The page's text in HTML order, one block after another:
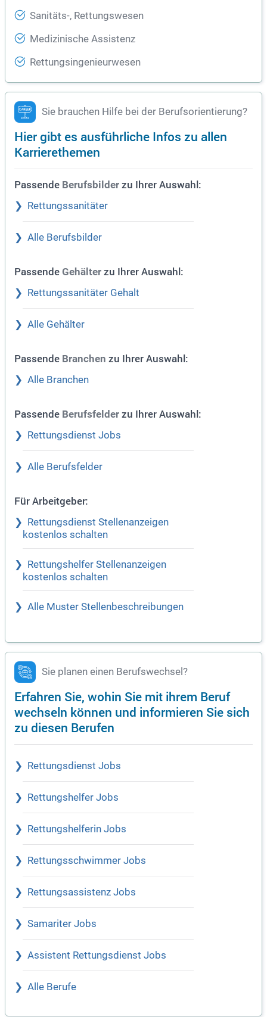
Sanitäts-, Rettungswesen
Medizinische Assistenz
Rettungsingenieurwesen
Sie brauchen Hilfe bei der Berufsorientierung?
Hier gibt es ausführliche Infos zu allen
Karrierethemen
Passende Berufsbilder zu Ihrer Auswahl:
Rettungssanitäter
Alle Berufsbilder
Passende Gehälter zu Ihrer Auswahl:
Rettungssanitäter Gehalt
Alle Gehälter
Passende Branchen zu Ihrer Auswahl:
Alle Branchen
Passende Berufsfelder zu Ihrer Auswahl:
Rettungsdienst Jobs
Alle Berufsfelder
Für Arbeitgeber:
Rettungsdienst Stellenanzeigen
kostenlos schalten
Rettungshelfer Stellenanzeigen
kostenlos schalten
Alle Muster Stellenbeschreibungen
Sie planen einen Berufswechsel?
Erfahren Sie, wohin Sie mit ihrem Beruf
wechseln können und informieren Sie sich
zu diesen Berufen
Rettungsdienst Jobs
Rettungshelfer Jobs
Rettungshelferin Jobs
Rettungsschwimmer Jobs
Rettungsassistenz Jobs
Samariter Jobs
Assistent Rettungsdienst Jobs
Alle Berufe